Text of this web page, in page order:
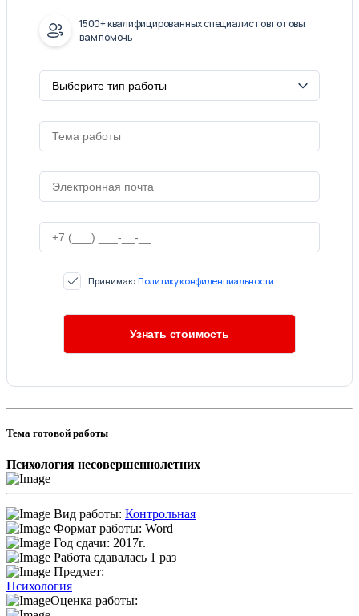
1500+ квалифицированных специалистов готовы
вам помочь
Принимаю Политику конфиденциальности
Тема готовой работы
Психология несовершеннолетних
Вид работы: Контрольная
Формат работы: Word
Год сдачи: 2017г.
Работа сдавалась 1 раз
Предмет:
Психология
Оценка работы: